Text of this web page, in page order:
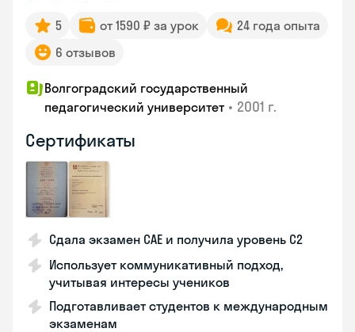
5 от 1590 ₽ за урок
24 года опыта
6 отзывов
Волгоградский государственный
педагогический университет • 2001 г.
Сертификаты
Сдала экзамен CAE и получила уровень С2
Использует коммуникативный подход,
учитывая интересы учеников
Подготавливает студентов к международным
экзаменам